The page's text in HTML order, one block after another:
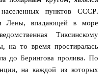
пунктов СССР.
Лены, впадающей в море
Тиксинскому
на то время простиралась
до Берингова пролива. По
на каждой из которых